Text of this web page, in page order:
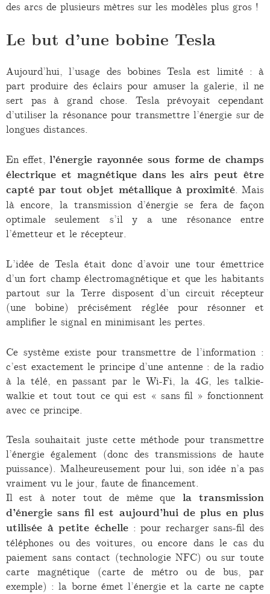
des arcs de plusieurs mètres sur les modèles plus gros !
Le but d’une bobine Tesla
Aujourd’hui, l’usage des bobines Tesla est limité : à
part produire des éclairs pour amuser la galerie, il ne
sert pas à grand chose. Tesla prévoyait cependant
d’utiliser la résonance pour transmettre l’énergie sur de
longues distances.
En effet,l’énergie rayonnée sous forme de champs
électrique et magnétique dans les airs peut être
capté par tout objet métallique à proximité. Mais
là encore, la transmission d’énergie se fera de façon
optimale seulement s’il y a une résonance entre
l’émetteur et le récepteur.
L’idée de Tesla était donc d’avoir une tour émettrice
d’un fort champ électromagnétique et que les habitants
partout sur la Terre disposent d’un circuit récepteur
(une bobine) précisément réglée pour résonner et
amplifier le signal en minimisant les pertes.
Ce système existe pour transmettre de l’information :
c’est exactement le principe d’une antenne : de la radio
à la télé, en passant par le Wi-Fi, la 4G, les talkie-
walkie et tout tout ce qui est « sans fil » fonctionnent
avec ce principe.
Tesla souhaitait juste cette méthode pour transmettre
l’énergie également (donc des transmissions de haute
puissance). Malheureusement pour lui, son idée n’a pas
vraiment vu le jour, faute de financement.
Il est à noter tout de même que la transmission
d’énergie sans fil est aujourd’hui de plus en plus
utilisée à petite échelle: pour recharger sans-fil des
téléphones ou des voitures, ou encore dans le cas du
paiement sans contact (technologie NFC) ou sur toute
carte magnétique (carte de métro ou de bus, par
exemple) : la borne émet l’énergie et la carte ne capte